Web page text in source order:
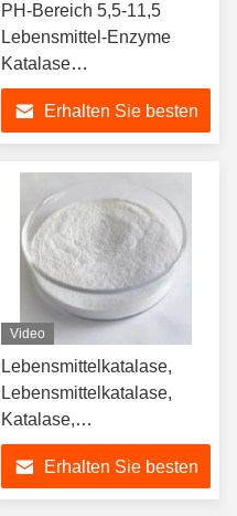
PH-Bereich 5,5-11,5
Lebensmittel-Enzyme
Katalase
Pulver/Flüssigkeit
Erhalten Sie besten
Video
Lebensmittelkatalase,
Lebensmittelkatalase,
Katalase,
Lebensmittelenzymen
Erhalten Sie besten